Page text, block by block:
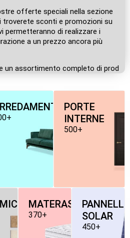
offerte speciali nella sezione
sconti e promozioni su
permetteranno di realizzare i
a un prezzo ancora più
un assortimento completo di prod
PORTE
INTERNE
500+
MATERASSI
370+
PANNELLI-
SOLAR
450+